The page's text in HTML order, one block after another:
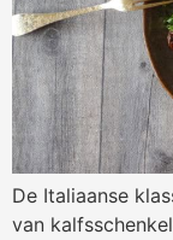
De Italiaanse
van